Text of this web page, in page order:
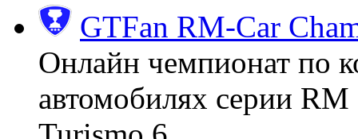
GTFan RM-Car
Онлайн чемпионат по
автомобилях серии